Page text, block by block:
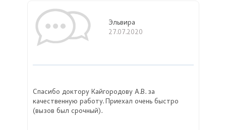
Эльвира
27.07.2020
Спасибо доктору Кайгородову А.В. за
качественную работу. Приехал очень быстро
(вызов был срочный).